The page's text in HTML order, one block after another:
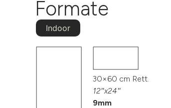
Formate
Indoor
30×60 cm Rett.
12″x24″
9mm